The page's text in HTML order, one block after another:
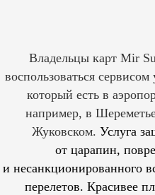
Владельцы карт Mir
воспользоваться
который есть в
например, в
Жуковском. Услуга
от царапин,
и несанкционированного
перелетов. Красивее